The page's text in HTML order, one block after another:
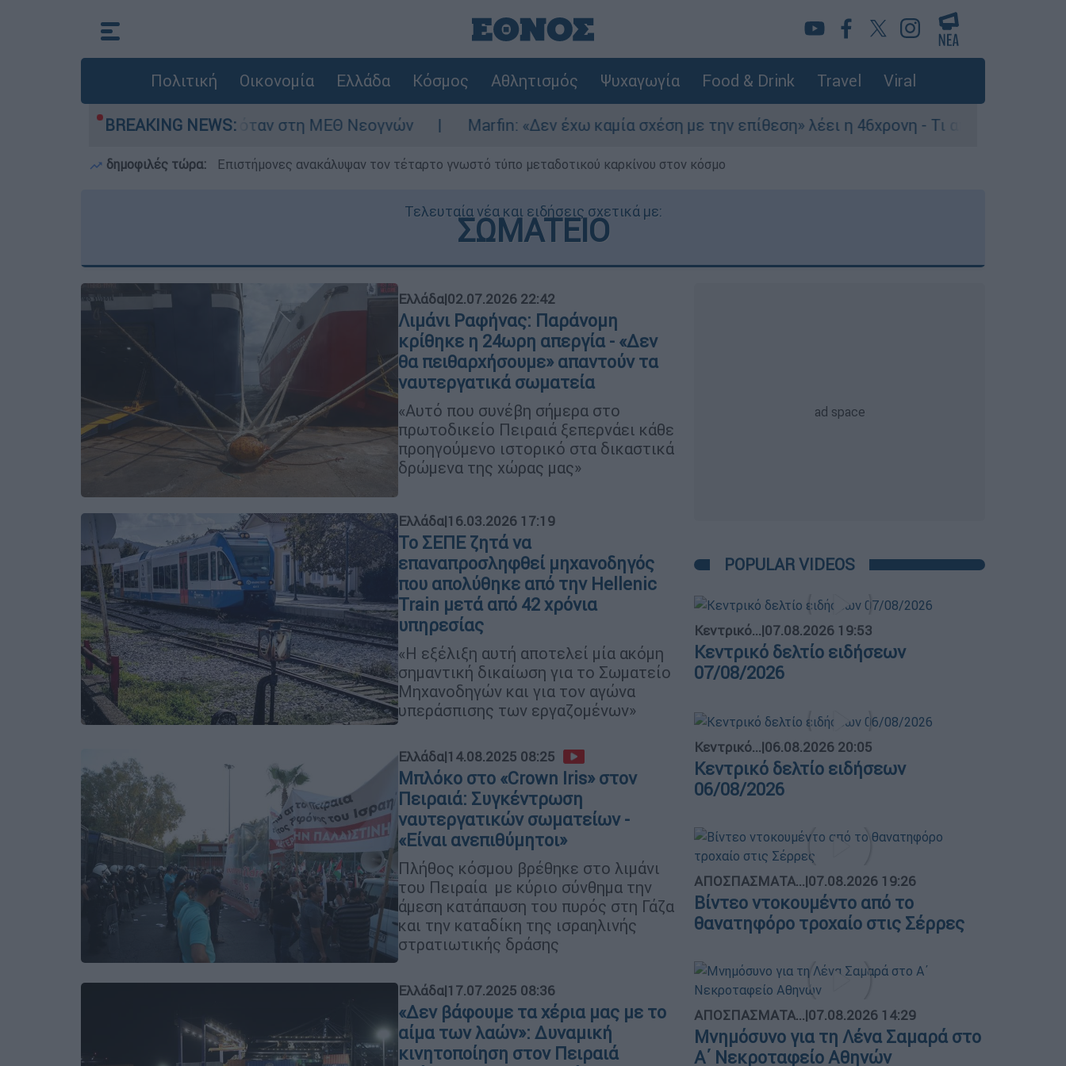
Πολιτική Οικονομία Ελλάδα Κόσμος Αθλητισμός Ψυχαγωγία Food & Drink Travel Viral
BREAKING NEWS:
- Νοσηλευόταν στη ΜΕΘ Νεογνών Marfin: «Δεν έχω καμία σχέση με την επίθεση» λέει η 46χρονη - Τι αποκάλυψε στους
δημοφιλές τώρα: Επιστήμονες ανακάλυψαν τον τέταρτο γνωστό τύπο μεταδοτικού καρκίνου στον κόσμο
Τελευταία νέα και ειδήσεις σχετικά με:
ΣΩΜΑΤΕΙΟ
Ελλάδα|02.07.2026 22:42
Λιμάνι Ραφήνας: Παράνομη
κρίθηκε η 24ωρη απεργία - «Δεν
θα πειθαρχήσουμε» απαντούν τα
ναυτεργατικά σωματεία
«Αυτό που συνέβη σήμερα στο
πρωτοδικείο Πειραιά ξεπερνάει κάθε
προηγούμενο ιστορικό στα δικαστικά
δρώμενα της χώρας μας»
Ελλάδα|16.03.2026 17:19
Το ΣΕΠΕ ζητά να
επαναπροσληφθεί μηχανοδηγός
που απολύθηκε από την Hellenic
Train μετά από 42 χρόνια
υπηρεσίας
«Η εξέλιξη αυτή αποτελεί μία ακόμη
σημαντική δικαίωση για το Σωματείο
Μηχανοδηγών και για τον αγώνα
υπεράσπισης των εργαζομένων»
Ελλάδα|14.08.2025 08:25
Μπλόκο στο «Crown Iris» στον
Πειραιά: Συγκέντρωση
ναυτεργατικών σωματείων -
«Είναι ανεπιθύμητοι»
Πλήθος κόσμου βρέθηκε στο λιμάνι
του Πειραία με κύριο σύνθημα την
άμεση κατάπαυση του πυρός στη Γάζα
και την καταδίκη της ισραηλινής
στρατιωτικής δράσης
Ελλάδα|17.07.2025 08:36
«Δεν βάφουμε τα χέρια μας με το
αίμα των λαών»: Δυναμική
κινητοποίηση στον Πειραιά
POPULAR VIDEOS
Κεντρικό...|07.08.2026 19:53
Κεντρικό δελτίο ειδήσεων
07/08/2026
Κεντρικό...|06.08.2026 20:05
Κεντρικό δελτίο ειδήσεων
06/08/2026
ΑΠΟΣΠΑΣΜΑΤΑ...|07.08.2026 19:26
Βίντεο ντοκουμέντο από το
θανατηφόρο τροχαίο στις Σέρρες
ΑΠΟΣΠΑΣΜΑΤΑ...|07.08.2026 14:29
Μνημόσυνο για τη Λένα Σαμαρά στο
Α΄ Νεκροταφείο Αθηνών